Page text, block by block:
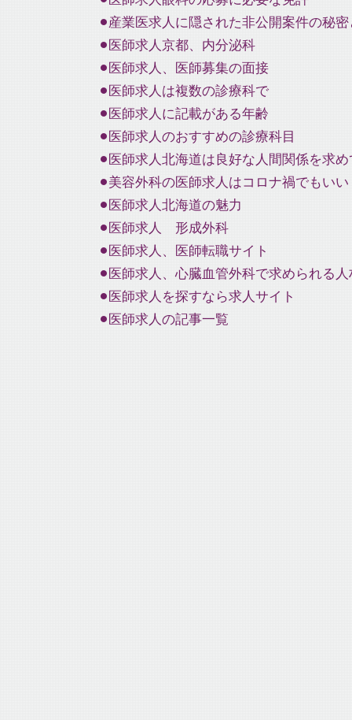
産業医求人に隠された非公開案件の秘密
医師求人京都、内分泌科
医師求人、医師募集の面接
医師求人は複数の診療科で
医師求人に記載がある年齢
医師求人のおすすめの診療科目
医師求人北海道は良好な人間関係を求
美容外科の医師求人はコロナ禍でもいい
医師求人北海道の魅力
医師求人 形成外科
医師求人、医師転職サイト
医師求人、心臓血管外科で求められる
医師求人を探すなら求人サイト
医師求人の記事一覧